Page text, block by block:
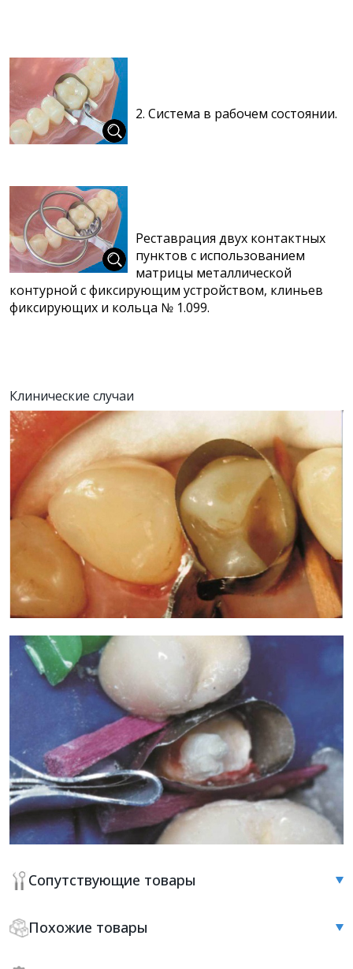
Сопутствующие товары
Похожие товары
2. Система в рабочем состоянии.
Реставрация двух контактных
пунктов с использованием
матрицы металлической
контурной с фиксирующим устройством, клиньев
фиксирующих и кольца № 1.099.
Клинические случаи